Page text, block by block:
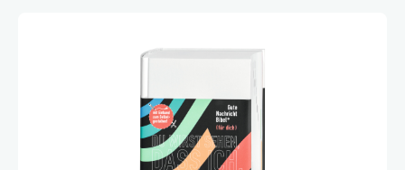
von Übersetzerinnen und Übersetzern aus der
Ausgabe enthält die Spätschriften des Alten
Testaments.Zu ihrem 50jährigen Bestehen ist die
Gute Nachricht Bibel 2018 in einer Neuausgabe
erschienen: mit erneut durchgesehenem Text und
komplett neuem Layout.Passende Widmungsblätter